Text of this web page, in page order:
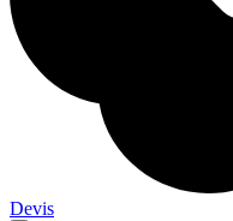
Devis